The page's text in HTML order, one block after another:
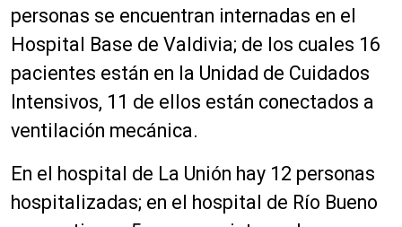
personas se encuentran internadas en el
Hospital Base de Valdivia; de los cuales 16
pacientes están en la Unidad de Cuidados
Intensivos, 11 de ellos están conectados a
ventilación mecánica.
En el hospital de La Unión hay 12 personas
hospitalizadas; en el hospital de Río Bueno